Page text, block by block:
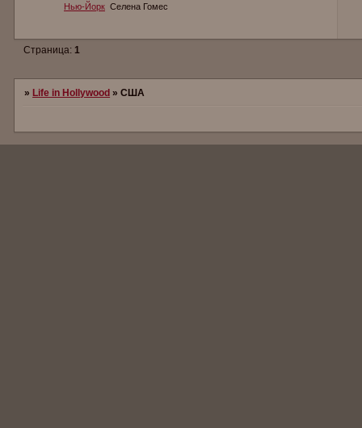
Нью-Йорк Селена Гомес
Страница:1
» Life in Hollywood »США